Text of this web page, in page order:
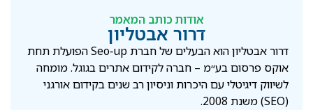
אודות כותב המאמר
דרור אבטליון
דרור אבטליון הוא הבעלים של חברת Seo‑up הפועלת תחת
אוקס פרסום בע״מ – חברה לקידום אתרים בגוגל. מומחה
לשיווק דיגיטלי עם היכרות וניסיון רב שנים בקידום אורגני
(SEO) משנת 2008.